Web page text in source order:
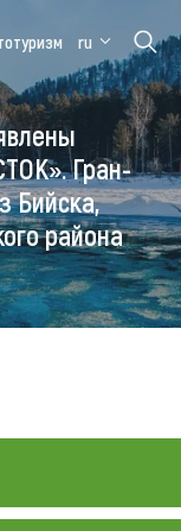
Алтайская
зимовка
ru
Гран-
Бийска,
района